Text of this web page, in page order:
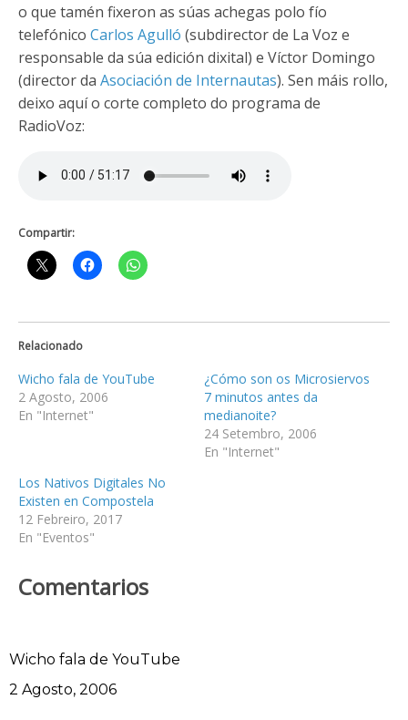
o que tamén fixeron as súas achegas polo fío
telefónico Carlos Agulló (subdirector de La Voz e
responsable da súa edición dixital) e Víctor Domingo
(director da Asociación de Internautas). Sen máis rollo,
deixo aquí o corte completo do programa de
RadioVoz:
Compartir:
Relacionado
Wicho fala de YouTube
2 Agosto, 2006
En "Internet"
¿Cómo son os Microsiervos
7 minutos antes da
medianoite?
24 Setembro, 2006
En "Internet"
Los Nativos Digitales No
Existen en Compostela
12 Febreiro, 2017
En "Eventos"
Comentarios
Wicho fala de YouTube
Data
2 Agosto, 2006